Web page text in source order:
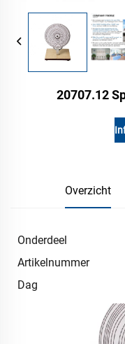
20707.12
Overzicht
Onderdeel
Artikelnummer
Dag